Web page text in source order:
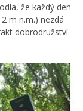
že každý den
m n.m.) nezdá
dobrodružství.